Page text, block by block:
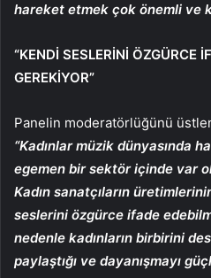
hareket etmek çok önemli ve
“KENDİ SESLERİNİ ÖZGÜRCE
GEREKİYOR”
Panelin moderatörlüğünü
“Kadınlar müzik dünyasında
egemen bir sektör içinde var
Kadın sanatçıların
seslerini özgürce ifade
nedenle kadınların birbirini
paylaştığı ve dayanışmayı